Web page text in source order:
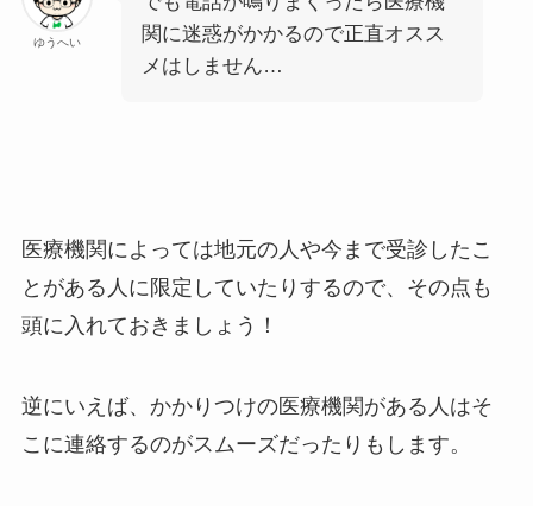
ゆうへい
関に迷惑がかかるので正直オスス
メはしません…
医療機関によっては地元の人や今まで受診したこ
とがある人に限定していたりするので、その点も
頭に入れておきましょう！
逆にいえば、かかりつけの医療機関がある人はそ
こに連絡するのがスムーズだったりもします。